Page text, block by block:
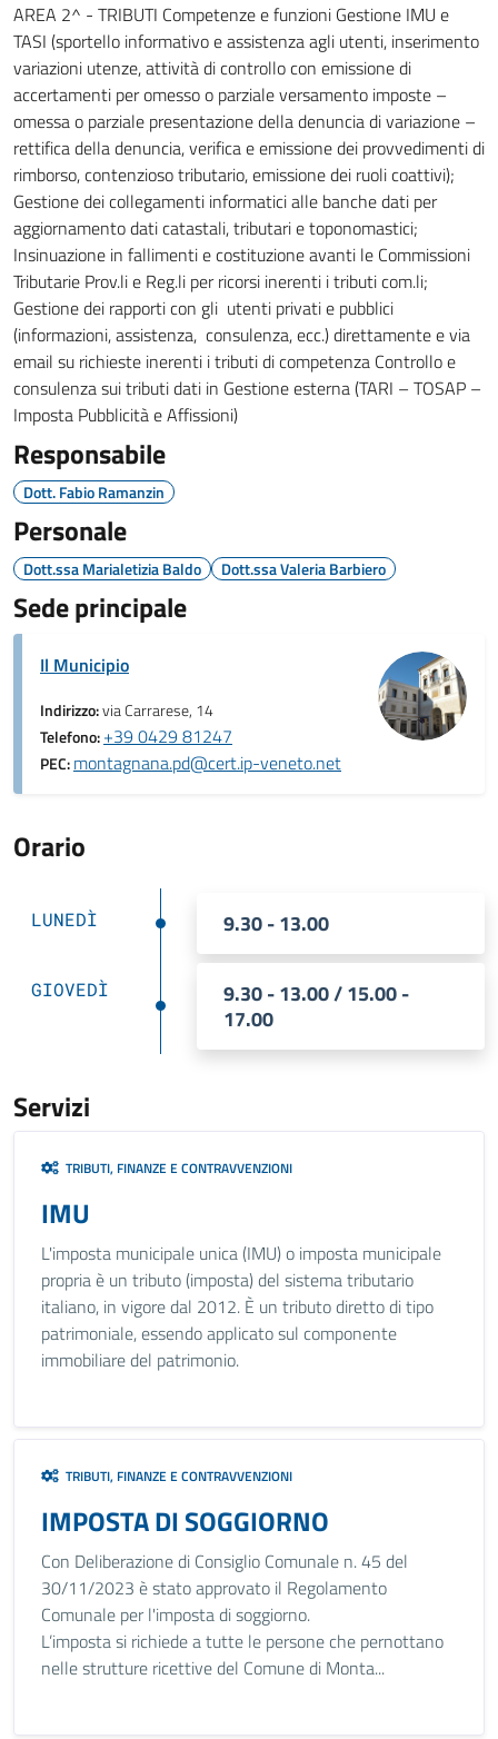
AREA 2^ - TRIBUTI Competenze e funzioni Gestione IMU e
TASI (sportello informativo e assistenza agli utenti, inserimento
variazioni utenze, attività di controllo con emissione di
accertamenti per omesso o parziale versamento imposte –
omessa o parziale presentazione della denuncia di variazione –
rettifica della denuncia, verifica e emissione dei provvedimenti di
rimborso, contenzioso tributario, emissione dei ruoli coattivi);
Gestione dei collegamenti informatici alle banche dati per
aggiornamento dati catastali, tributari e toponomastici;
Insinuazione in fallimenti e costituzione avanti le Commissioni
Tributarie Prov.li e Reg.li per ricorsi inerenti i tributi com.li;
Gestione dei rapporti con gli utenti privati e pubblici
(informazioni, assistenza, consulenza, ecc.) direttamente e via
email su richieste inerenti i tributi di competenza Controllo e
consulenza sui tributi dati in Gestione esterna (TARI – TOSAP –
Imposta Pubblicità e Affissioni)
Responsabile
Dott. Fabio Ramanzin
Personale
Dott.ssa Marialetizia Baldo Dott.ssa Valeria Barbiero
Sede principale
Il Municipio
Indirizzo:via Carrarese, 14
Telefono:+39 0429 81247
PEC:montagnana.pd@cert.ip-veneto.net
Orario
LUNEDÌ 9.30 - 13.00
GIOVEDÌ
9.30 - 13.00 / 15.00 -
17.00
Servizi
TRIBUTI, FINANZE E CONTRAVVENZIONI
IMU
L'imposta municipale unica (IMU) o imposta municipale
propria è un tributo (imposta) del sistema tributario
italiano, in vigore dal 2012. È un tributo diretto di tipo
patrimoniale, essendo applicato sul componente
immobiliare del patrimonio.
TRIBUTI, FINANZE E CONTRAVVENZIONI
IMPOSTA DI SOGGIORNO
Con Deliberazione di Consiglio Comunale n. 45 del
30/11/2023 è stato approvato il Regolamento
Comunale per l'imposta di soggiorno.
L’imposta si richiede a tutte le persone che pernottano
nelle strutture ricettive del Comune di Monta...